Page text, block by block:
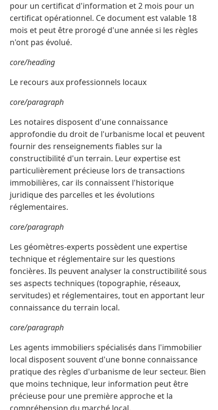
pour un certificat d'information et 2 mois pour un
certificat opérationnel. Ce document est valable 18
mois et peut être prorogé d'une année si les règles
n'ont pas évolué.
core/heading
Le recours aux professionnels locaux
core/paragraph
Les notaires disposent d'une connaissance
approfondie du droit de l'urbanisme local et peuvent
fournir des renseignements fiables sur la
constructibilité d'un terrain. Leur expertise est
particulièrement précieuse lors de transactions
immobilières, car ils connaissent l'historique
juridique des parcelles et les évolutions
réglementaires.
core/paragraph
Les géomètres-experts possèdent une expertise
technique et réglementaire sur les questions
foncières. Ils peuvent analyser la constructibilité sous
ses aspects techniques (topographie, réseaux,
servitudes) et réglementaires, tout en apportant leur
connaissance du terrain local.
core/paragraph
Les agents immobiliers spécialisés dans l'immobilier
local disposent souvent d'une bonne connaissance
pratique des règles d'urbanisme de leur secteur. Bien
que moins technique, leur information peut être
précieuse pour une première approche et la